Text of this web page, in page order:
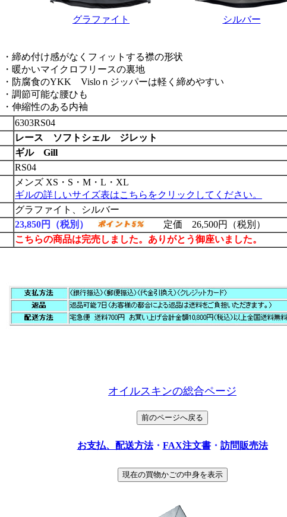
グラファイト シルバー
・締め付け感がなくフィットする襟の形状
・暖かいマイクロフリースの裏地
・防腐食のYKK Visloｎジッパーは軽く締めやすい
・調節可能な腰ひも
・伸縮性のある内袖
6303RS04
レース ソフトシェル ジレット
ギル Gill
RS04
メンズ XS・S・M・L・XL
ギルの詳しいサイズ表はこちらをクリックしてください。
グラファイト、シルバー
23,850円（税別）
定価 26,500円（税別）
こちらの商品は完売しました。ありがとう御座いました。
オイルスキンの総合ページ
お支払、配送方法・ FAX注文書・ 訪問販売法